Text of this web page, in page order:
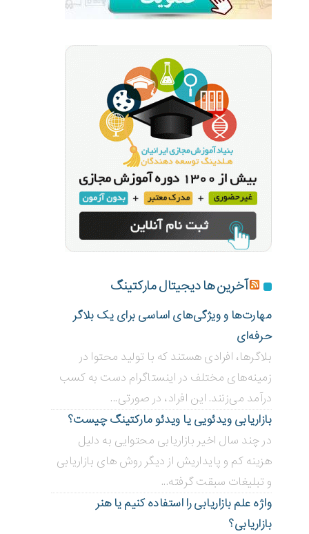
آخرین ها دیجیتال مارکتینگ
مهارت‌ها و ویژگی‌های اساسی برای یک بلاگر
حرفه‌ای
بلاگر‌ها، افرادی هستند که با تولید محتوا در
زمینه‌های مختلف در اینستاگرام دست به کسب
درآمد می‌زنند. این افراد، در صورتی...
بازاریابی ویدئویی ‌یا ویدئو مارکتینگ چیست؟
در چند سال اخیر بازاریابی محتوایی به دلیل
هزینه کم و پایداریش از دیگر روش های بازاریابی
و تبلیغات سبقت گرفته...
واژه علم بازاریابی را استفاده کنیم یا هنر
بازاریابی؟